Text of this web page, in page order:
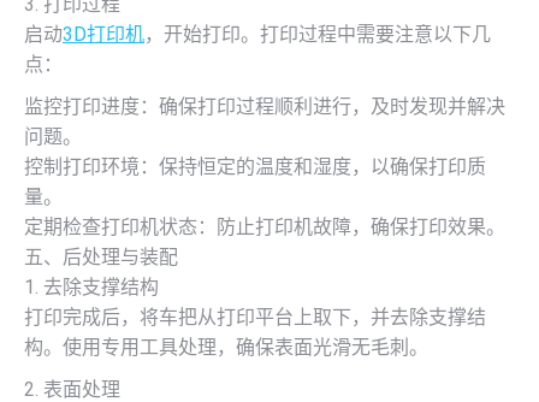
启动3D打印机，开始打印。打印过程中需要注意以下几
点：
监控打印进度：确保打印过程顺利进行，及时发现并解决
问题。
控制打印环境：保持恒定的温度和湿度，以确保打印质
量。
定期检查打印机状态：防止打印机故障，确保打印效果。
五、后处理与装配
1. 去除支撑结构
打印完成后，将车把从打印平台上取下，并去除支撑结
构。使用专用工具处理，确保表面光滑无毛刺。
2. 表面处理